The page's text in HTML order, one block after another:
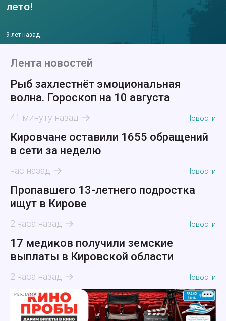
лето!
9 лет назад
Лента новостей
Рыб захлестнёт эмоциональная
волна. Гороскоп на 10 августа
41 минуту назад Новости
Кировчане оставили 1655 обращений
в сети за неделю
час назад Новости
Пропавшего 13-летнего подростка
ищут в Кирове
2 часа назад Новости
17 медиков получили земские
выплаты в Кировской области
2 часа назад Новости
РЕКЛАМА